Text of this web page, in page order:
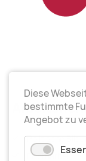
Politische
Elternarbeit
Diese
bestimmte
Angebot zu